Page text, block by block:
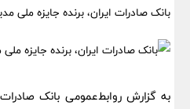
​بانک صادرات ایران، برنده جایزه ملی
به گزارش روابط‌عمومی بانک